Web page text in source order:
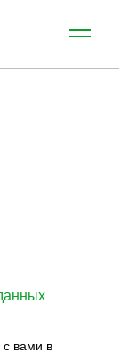
вами в